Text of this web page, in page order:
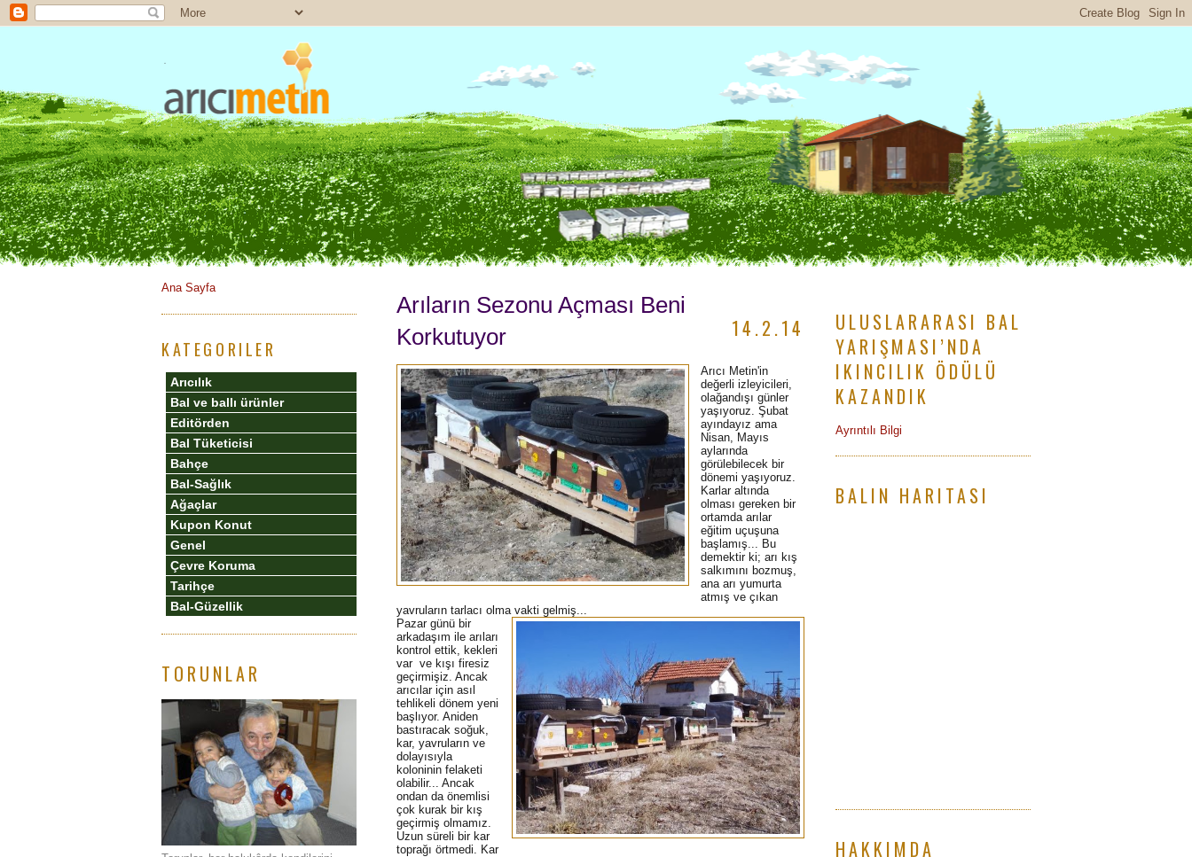
ULUSLARARASI BAL
YARIŞMASI’NDA
IKINCILIK ÖDÜLÜ
KAZANDIK
Ayrıntılı Bilgi
BALIN HARITASI
HAKKIMDA
14.2.14
Arıların Sezonu Açması Beni
Korkutuyor
Arıcı Metin'in
değerli izleyicileri,
olağandışı günler
yaşıyoruz. Şubat
ayındayız ama
Nisan, Mayıs
aylarında
görülebilecek bir
dönemi yaşıyoruz.
Karlar altında
olması gereken bir
ortamda arılar
eğitim uçuşuna
başlamış... Bu
demektir ki; arı kış
salkımını bozmuş,
ana arı yumurta
atmış ve çıkan
yavruların tarlacı olma vakti gelmiş...
Pazar günü bir
arkadaşım ile arıları
kontrol ettik, kekleri
var ve kışı firesiz
geçirmişiz. Ancak
arıcılar için asıl
tehlikeli dönem yeni
başlıyor. Aniden
bastıracak soğuk,
kar, yavruların ve
dolayısıyla
koloninin felaketi
olabilir... Ancak
ondan da önemlisi
çok kurak bir kış
geçirmiş olmamız.
Uzun süreli bir kar
toprağı örtmedi. Kar
Ana Sayfa
KATEGORILER
Arıcılık
Bal ve ballı ürünler
Editörden
Bal Tüketicisi
Bahçe
Bal-Sağlık
Ağaçlar
Kupon Konut
Genel
Çevre Koruma
Tarihçe
Bal-Güzellik
TORUNLAR